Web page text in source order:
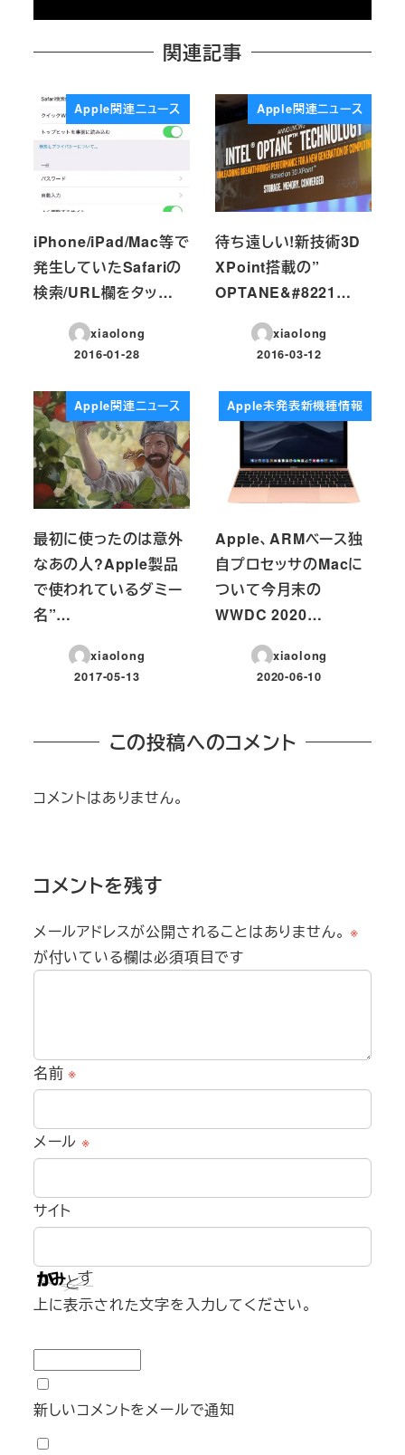
関連記事
Apple関連ニュース
iPhone/iPad/Mac等で
発生していたSafariの
検索/URL欄をタッ…
xiaolong
投稿日
2016-01-28
Apple関連ニュース
待ち遠しい!新技術3D
XPoint搭載の”
OPTANE&#8221…
xiaolong
投稿日
2016-03-12
Apple関連ニュース
最初に使ったのは意外
なあの人?Apple製品
で使われているダミー
名”…
xiaolong
投稿日
2017-05-13
Apple未発表新機種情報
Apple、ARMベース独
自プロセッサのMacに
ついて今月末の
WWDC 2020…
xiaolong
投稿日
2020-06-10
この投稿へのコメント
コメントはありません。
コメントを残す
メールアドレスが公開されることはありません。 ※
が付いている欄は必須項目です
名前※
メール ※
サイト
上に表示された文字を入力してください。
新しいコメントをメールで通知